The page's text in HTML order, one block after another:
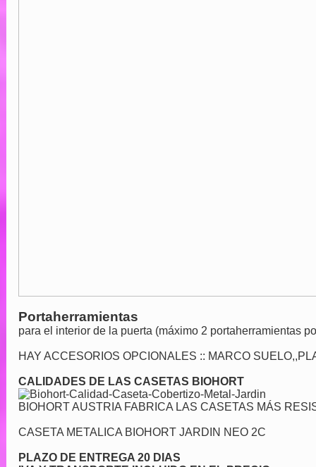
Portaherramientas
para el interior de la puerta (máximo 2 portaherramientas
HAY ACCESORIOS OPCIONALES :: MARCO
CALIDADES DE LAS CASETAS BIOHORT
BIOHORT AUSTRIA FABRICA LAS CASETAS MÁS
CASETA METALICA BIOHORT JARDIN NEO 2C
PLAZO DE ENTREGA 20 DIAS